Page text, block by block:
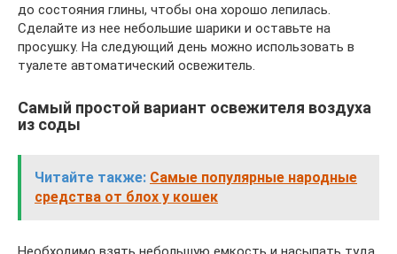
до состояния глины, чтобы она хорошо лепилась.
Сделайте из нее небольшие шарики и оставьте на
просушку. На следующий день можно использовать в
туалете автоматический освежитель.
Самый простой вариант освежителя воздуха
из соды
Читайте также: Самые популярные народные
средства от блох у кошек